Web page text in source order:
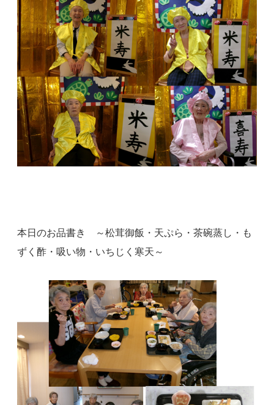
本日のお品書き ～松茸御飯・天ぷら・茶碗蒸し・も
ずく酢・吸い物・いちじく寒天～